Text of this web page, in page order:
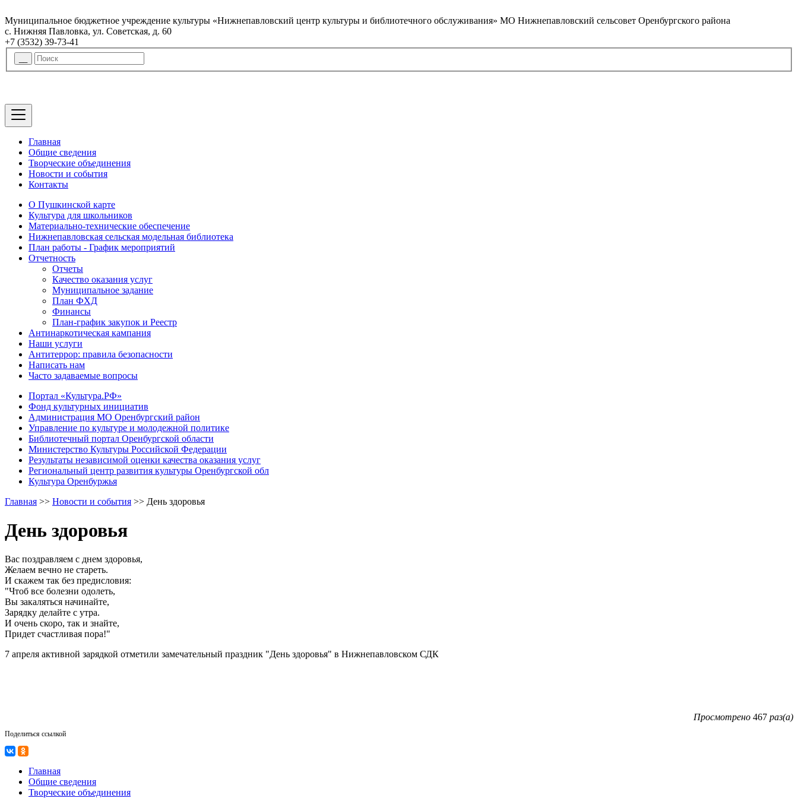
Муниципальное бюджетное учреждение культуры «Нижнепавловский центр культуры и библиотечного обслуживания» МО Нижнепавловский сельсовет Оренбургского района
с. Нижняя Павловка, ул. Советская, д. 60
+7 (3532) 39-73-41
Главная
Общие сведения
Творческие объединения
Новости и события
Контакты
О Пушкинской карте
Культура для школьников
Материально-технические обеспечение
Нижнепавловская сельская модельная библиотека
План работы - График мероприятий
Отчетность
Отчеты
Качество оказания услуг
Муниципальное задание
План ФХД
Финансы
План-график закупок и Реестр
Антинаркотическая кампания
Наши услуги
Антитеррор: правила безопасности
Написать нам
Часто задаваемые вопросы
Портал «Культура.РФ»
Фонд культурных инициатив
Администрация МО Оренбургский район
Управление по культуре и молодежной политике
Библиотечный портал Оренбургской области
Министерство Культуры Российской Федерации
Результаты независимой оценки качества оказания услуг
Региональный центр развития культуры Оренбургской обл
Культура Оренбуржья
Главная >> Новости и события >> День здоровья
День здоровья
Вас поздравляем с днем здоровья,
Желаем вечно не стареть.
И скажем так без предисловия:
"Чтоб все болезни одолеть,
Вы закаляться начинайте,
Зарядку делайте с утра.
И очень скоро, так и знайте,
Придет счастливая пора!"
7 апреля активной зарядкой отметили замечательный праздник "День здоровья" в Нижнепавловском СДК
Просмотрено 467 раз(а)
Поделиться ссылкой
Главная
Общие сведения
Творческие объединения